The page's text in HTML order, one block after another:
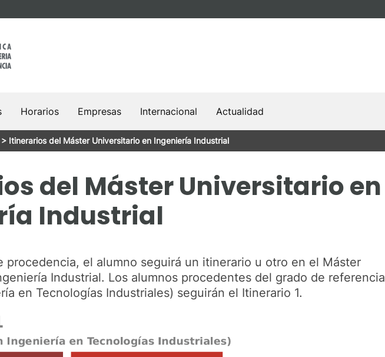
Horarios Empresas Internacional Actualidad
> Itinerarios del Máster Universitario en Ingeniería Industrial
del Máster Universitario en
Industrial
procedencia, el alumno seguirá un itinerario u otro en el Máster
Industrial. Los alumnos procedentes del grado de referencia
en Tecnologías Industriales) seguirán el Itinerario 1.